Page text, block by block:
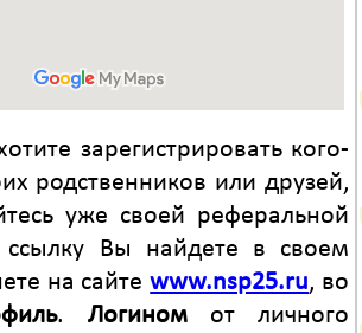
зарегистрировать кого-
родственников или друзей,
уже своей реферальной
ссылку Вы найдете в своем
на сайтеwww.nsp25.ru, во
. Логиномот личного